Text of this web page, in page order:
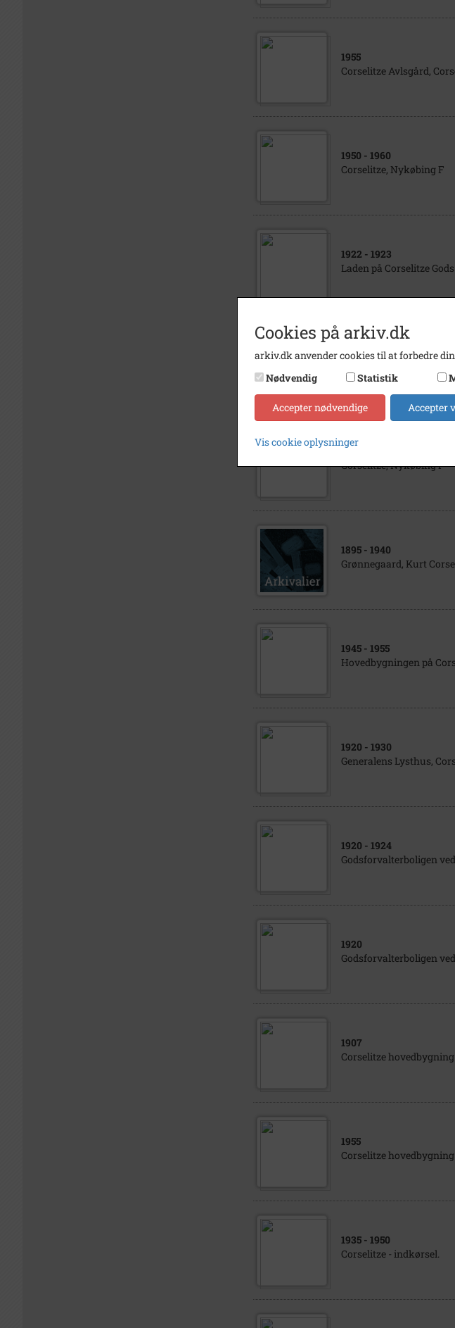
1955
Corselitze Avlsgård,
1950 - 1960
Corselitze, Nykøbing F
1922 - 1923
Laden på Corselitze
1944
1940
Corselitze, Nykøbing F
1895 - 1940
Grønnegaard, Kurt
1945 - 1955
Hovedbygningen på
1920 - 1930
Generalens Lysthus,
1920 - 1924
Godsforvalterboligen
1920
Godsforvalterboligen
1907
Corselitze hovedbygning
1955
Corselitze hovedbygning
1935 - 1950
Corselitze - indkørsel.
Cookies på arkiv.dk
arkiv.dk anvender cookies til at forbedre
Nødvendig
Statistik
Accepter nødvendige Accepter
Vis cookie oplysninger